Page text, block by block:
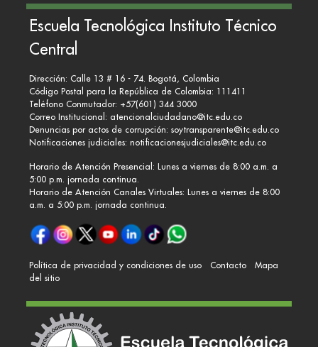
Escuela Tecnológica Instituto Técnico
Central
Dirección: Calle 13 # 16 - 74. Bogotá, Colombia
Código Postal para la República de Colombia: 111411
Teléfono Conmutador: +57(601) 344 3000
Correo Institucional: atencionalciudadano@itc.edu.co
Denuncias por actos de corrupción: soytransparente@itc.edu.co
Notificaciones judiciales: notificacionesjudiciales@itc.edu.co
Horario de Atención Presencial: Lunes a viernes de 8:00 a.m. a
5:00 p.m. jornada continua.
Horario de Atención Canales Virtuales: Lunes a viernes de 8:00
a.m. a 5:00 p.m. jornada continua.
Política de privacidad y condiciones de uso Contacto
Mapa
del sitio